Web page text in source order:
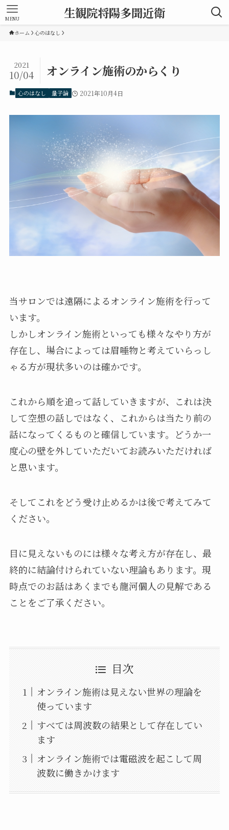
生観院将陽多聞近衛
MENU
ホーム 心のはなし
オンライン施術のからくり
2021
10/04
心のはなし 量子論 2021年10月4日
当サロンでは遠隔によるオンライン施術を行って
います。
しかしオンライン施術といっても様々なやり方が
存在し、場合によっては眉唾物と考えていらっし
ゃる方が現状多いのは確かです。
これから順を追って話していきますが、これは決
して空想の話しではなく、これからは当たり前の
話になってくるものと確信しています。どうか一
度心の壁を外していただいてお読みいただければ
と思います。
そしてこれをどう受け止めるかは後で考えてみて
ください。
目に見えないものには様々な考え方が存在し、最
終的に結論付けられていない理論もあります。現
時点でのお話はあくまでも龍河個人の見解である
ことをご了承ください。
目次
オンライン施術は見えない世界の理論を
使っています
すべては周波数の結果として存在してい
ます
オンライン施術では電磁波を起こして周
波数に働きかけます